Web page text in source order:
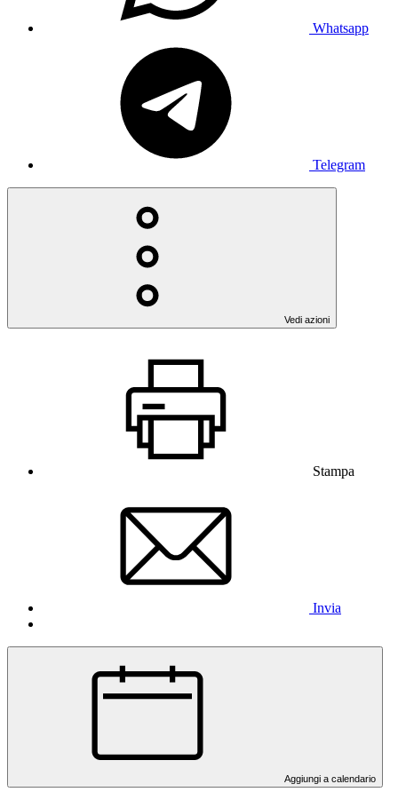
Whatsapp
Telegram
Vedi azioni
Stampa
Invia
Aggiungi a calendario